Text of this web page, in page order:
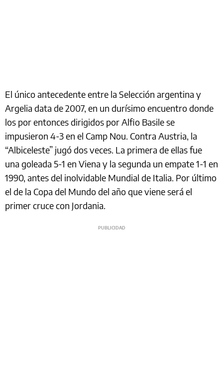
El único antecedente entre la Selección argentina y
Argelia data de 2007, en un durísimo encuentro donde
los por entonces dirigidos por Alfio Basile se
impusieron 4-3 en el Camp Nou. Contra Austria, la
“Albiceleste” jugó dos veces. La primera de ellas fue
una goleada 5-1 en Viena y la segunda un empate 1-1 en
1990, antes del inolvidable Mundial de Italia. Por último
el de la Copa del Mundo del año que viene será el
primer cruce con Jordania.